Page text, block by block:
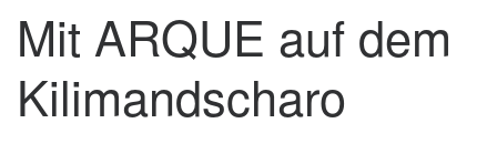
Mit ARQUE auf dem
Kilimandscharo